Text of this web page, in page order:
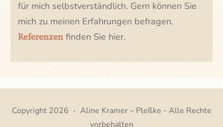
für mich selbstverständlich. Gern können Sie
mich zu meinen Erfahrungen befragen.
Referenzen finden Sie hier.
Copyright 2026 - Aline Kramer – Pleßke - Alle Rechte
vorbehalten